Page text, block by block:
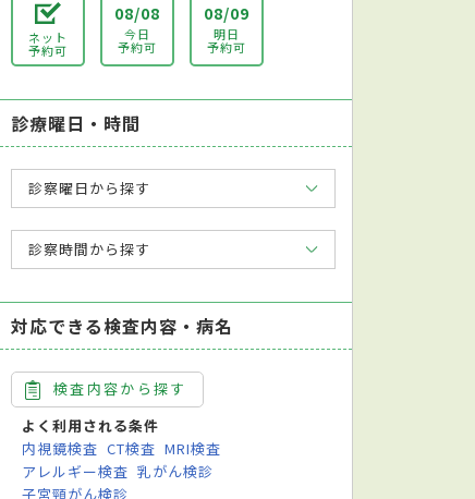
ネット
予約可
08/08
今日
予約可
08/09
明日
予約可
診療曜日・時間
診察曜日から探す
診察時間から探す
対応できる検査内容・病名
検査内容から探す
よく利用される条件
内視鏡検査 CT検査 MRI検査
アレルギー検査 乳がん検診
子宮頸がん検診